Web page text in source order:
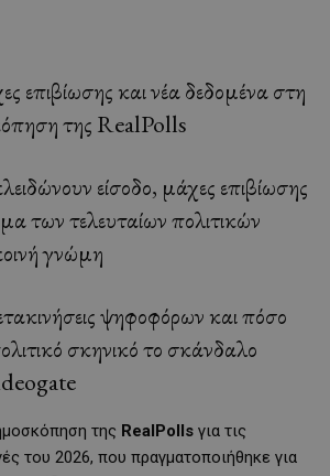
επιβίωσης και νέα δεδομένα στη
της RealPolls
είσοδο, μάχες επιβίωσης
των τελευταίων πολιτικών
γνώμη
ψηφοφόρων και πόσο
σκηνικό το σκάνδαλο
της RealPolls για τις
του 2026, που πραγματοποιήθηκε για